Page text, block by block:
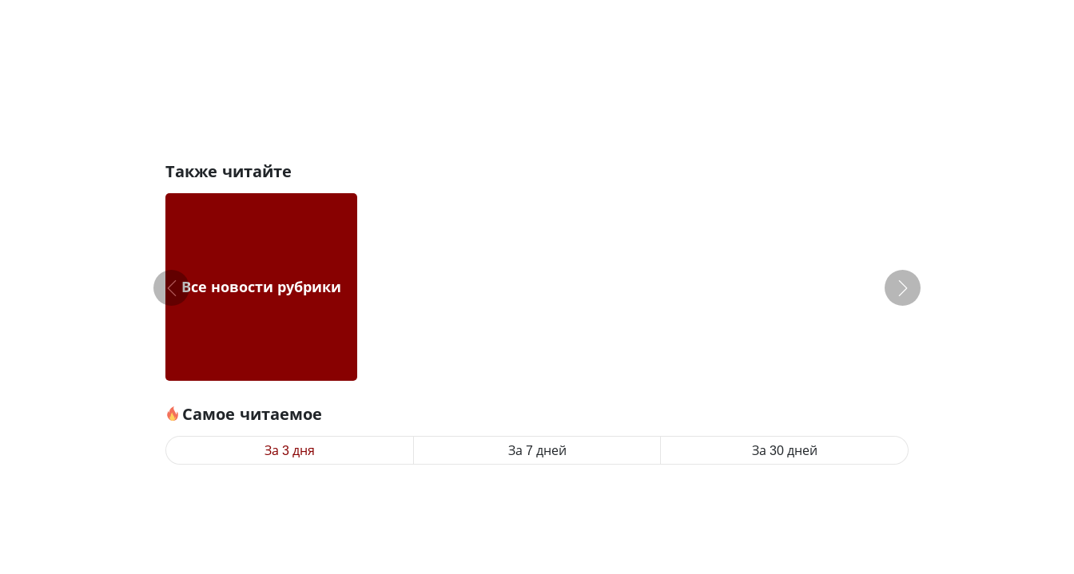
Также читайте
Все новости рубрики
Самое читаемое
За 3 дня За 7 дней За 30 дней